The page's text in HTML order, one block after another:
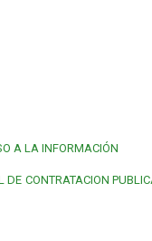
A LA INFORMACIÓN
CONTRATACION